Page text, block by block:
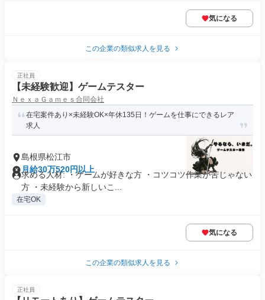
気になる
この企業の類似求人を見る
正社員
【未経験歓迎】ゲームテスター
ＮｅｘａＧａｍｅｓ合同会社
在宅案件あり×未経験OK×年休135日！ゲームを仕事にできるレア
求人
島根県松江市
月給30万520円以上
求める人材: ・ゲームが好きな方 ・コツコツ作業が苦じゃない
方 ・未経験から新しいこ...
在宅OK
気になる
この企業の類似求人を見る
正社員